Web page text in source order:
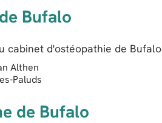
Bufalo
cabinet d'ostéopathie de Bufalo
Althen
Paluds
de Bufalo